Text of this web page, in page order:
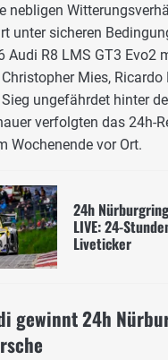
nebligen
unter sicheren
Audi R8 LMS GT3 Evo2
Mies,
ungefährdet hinter
verfolgten das 24h-
Wochenende vor Ort.
24h
LIVE: 24-
Liveticker
gewinnt 24h